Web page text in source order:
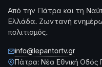
Από την Πάτρα και τη
Ελλάδα. Ζωντανή
πολιτισμός.
info@lepantortv.gr
Πάτρα: Νέα Εθνική